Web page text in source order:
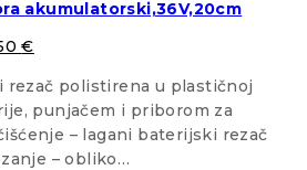
akumulatorski,36V,20cm
€
rezač polistirena u plastičnoj
punjačem i priborom za
– lagani baterijski rezač
– obliko…